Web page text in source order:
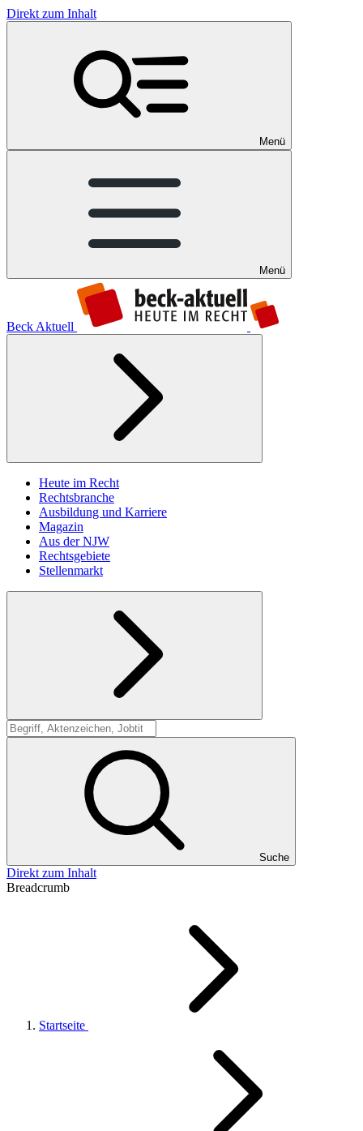
Direkt zum Inhalt
Menü
Menü
Beck Aktuell
Heute im Recht
Rechtsbranche
Ausbildung und Karriere
Magazin
Aus der NJW
Rechtsgebiete
Stellenmarkt
Suche
Suche
Direkt zum Inhalt
Breadcrumb
Startseite